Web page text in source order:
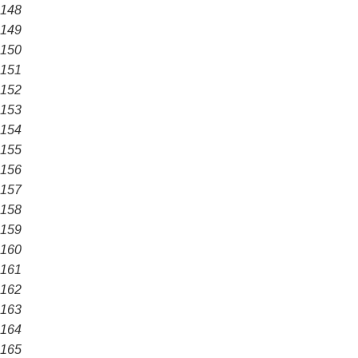
148
149
150
151
152
153
154
155
156
157
158
159
160
161
162
163
164
165